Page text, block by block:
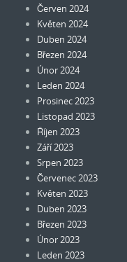
Červen 2024
Květen 2024
Duben 2024
Březen 2024
Únor 2024
Leden 2024
Prosinec 2023
Listopad 2023
Říjen 2023
Září 2023
Srpen 2023
Červenec 2023
Květen 2023
Duben 2023
Březen 2023
Únor 2023
Leden 2023